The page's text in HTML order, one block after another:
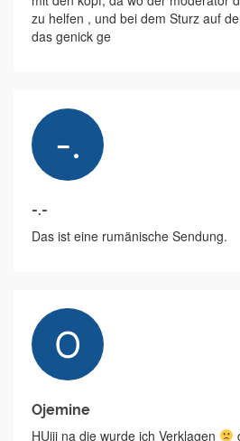
zu helfen , und bei dem Sturz auf
das genick ge
-.-
Das ist eine rumänische Sendung.
Ojemine
HUiii na die wurde ich Verklagen